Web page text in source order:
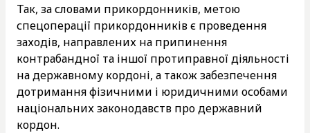
Так, за словами прикордонників, метою
спецоперації прикордонників є проведення
заходів, направлених на припинення
контрабандної та іншої протиправної діяльності
на державному кордоні, а також забезпечення
дотримання фізичними і юридичними особами
національних законодавств про державний
кордон.